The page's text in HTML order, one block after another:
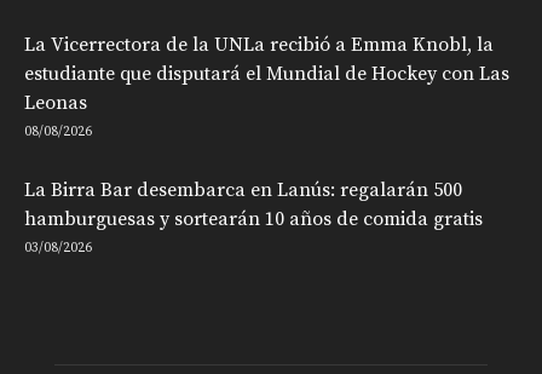
La Vicerrectora de la UNLa recibió a Emma Knobl, la
estudiante que disputará el Mundial de Hockey con Las
Leonas
08/08/2026
La Birra Bar desembarca en Lanús: regalarán 500
hamburguesas y sortearán 10 años de comida gratis
03/08/2026